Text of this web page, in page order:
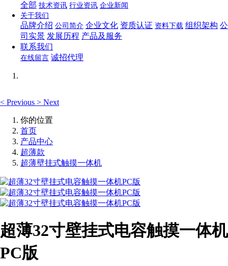
全部 技术资讯 行业资讯 企业新闻
关于我们
品牌介绍 公司简介 企业文化 资质认证 资料下载 组织架构 公
司实景 发展历程 产品及服务
联系我们
在线留言 诚招代理
< Previous > Next
你的位置
首页
产品中心
超薄款
超薄壁挂式触摸一体机
超薄32寸壁挂式电容触摸一体机
PC版